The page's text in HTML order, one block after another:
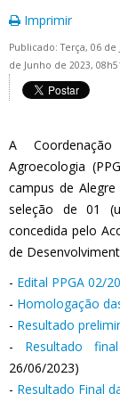
Imprimir
Publicado: Terça, 06
de Junho de 2023,
A
Agroecologia
campus de
seleção de 01
concedida pelo
de
- Edital PPGA 02/
- Homologação
- Resultado
- Resultado
26/06/2023)
- Resultado Final